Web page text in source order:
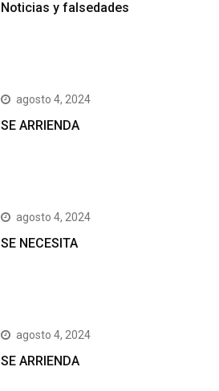
Noticias y falsedades
agosto 4, 2024
SE ARRIENDA
agosto 4, 2024
SE NECESITA
agosto 4, 2024
SE ARRIENDA